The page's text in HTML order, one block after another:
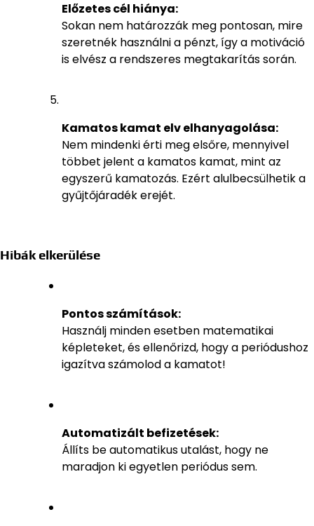
Előzetes cél hiánya:
Sokan nem határozzák meg pontosan, mire
szeretnék használni a pénzt, így a motiváció
is elvész a rendszeres megtakarítás során.
Kamatos kamat elv elhanyagolása:
Nem mindenki érti meg elsőre, mennyivel
többet jelent a kamatos kamat, mint az
egyszerű kamatozás. Ezért alulbecsülhetik a
gyűjtőjáradék erejét.
Hibák elkerülése
Pontos számítások:
Használj minden esetben matematikai
képleteket, és ellenőrizd, hogy a periódushoz
igazítva számolod a kamatot!
Automatizált befizetések:
Állíts be automatikus utalást, hogy ne
maradjon ki egyetlen periódus sem.